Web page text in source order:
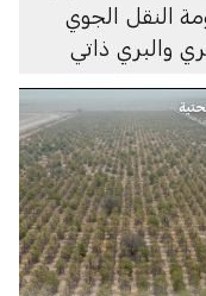
النقل الجوي
والبري ذاتي